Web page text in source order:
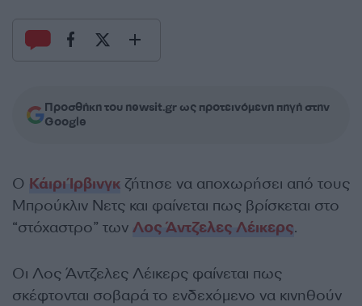
Προσθήκη του newsit.gr ως προτεινόμενη πηγή στην
Google
Ο Κάιρι Ίρβινγκ ζήτησε να αποχωρήσει από τους
Μπρούκλιν Νετς και φαίνεται πως βρίσκεται στο
“στόχαστρο” των Λος Άντζελες Λέικερς.
Οι Λος Άντζελες Λέικερς φαίνεται πως
σκέφτονται σοβαρά το ενδεχόμενο να κινηθούν